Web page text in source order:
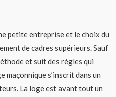
petite entreprise et le choix du
de cadres supérieurs. Sauf
et suit des règles qui
maçonnique s’inscrit dans un
La loge est avant tout un